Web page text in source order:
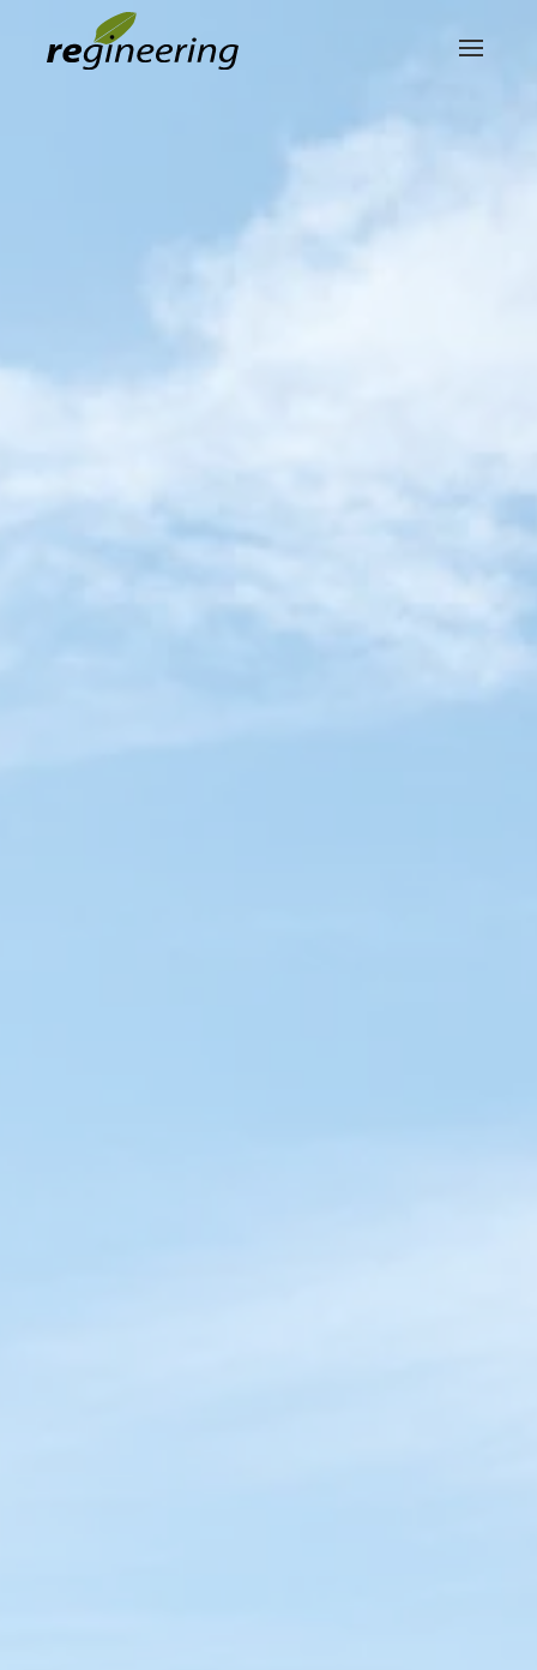
Skip to main content